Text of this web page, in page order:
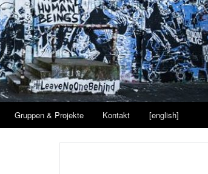
Gruppen & Projekte Kontakt [english]